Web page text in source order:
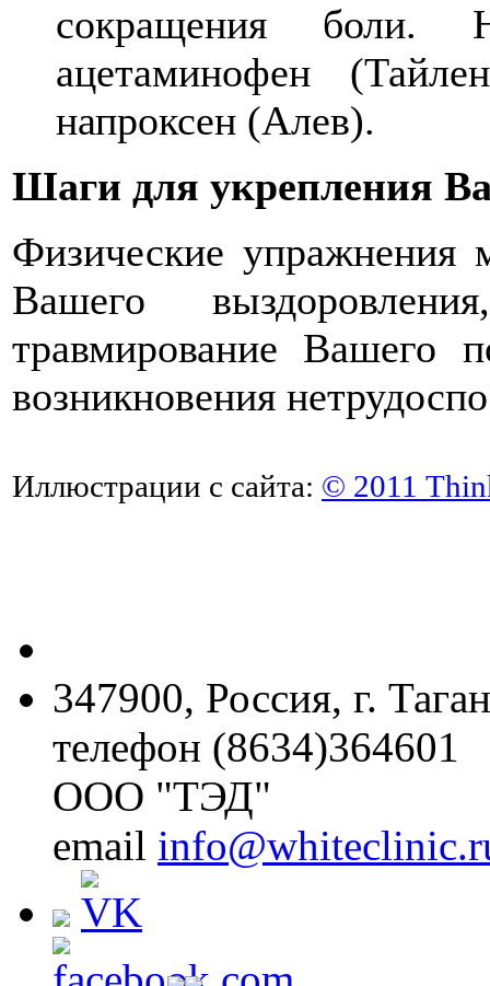
сокращения боли.
aцетаминофен
напроксен (Алев).
Шаги для укрепления
Физические упражнения
Вашего
травмирование Вашего
возникновения
Иллюстрации с сайта: © 2011
347900, Россия, г.
телефон (8634)364601
ООО "ТЭД"
email